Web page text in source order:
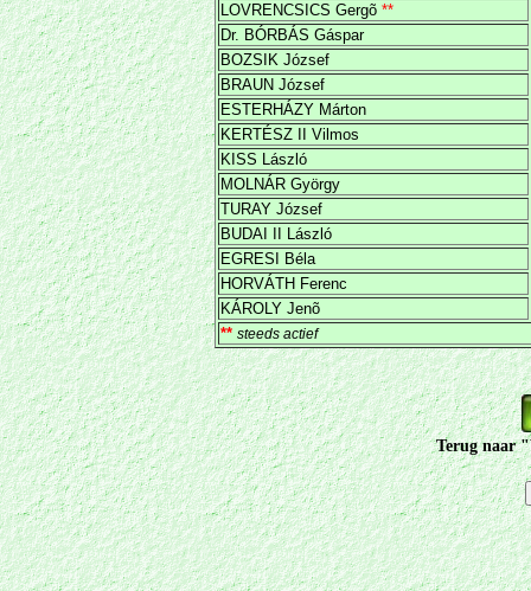
LOVRENCSICS Gergõ **
Dr. BÓRBÁS Gáspar
BOZSIK József
BRAUN József
ESTERHÁZY Márton
KERTÉSZ II Vilmos
KISS László
MOLNÁR György
TURAY József
BUDAI II László
EGRESI Béla
HORVÁTH Ferenc
KÁROLY Jenõ
** steeds actief
Terug naar